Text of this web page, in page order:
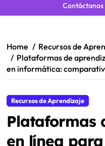
Contáctanos
content
Home
Recursos de
Plataformas de
en informática:
Recursos de Aprendizaje
Plataformas
en línea